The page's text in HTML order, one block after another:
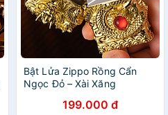
Bật Lửa Zippo Rồng Cẩn
Ngọc Đỏ – Xài Xăng
199.000 đ